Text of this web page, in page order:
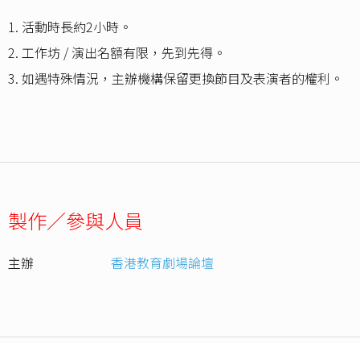
1. 活動時長約2小時。
2. 工作坊 / 演出名額有限，先到先得。
3. 如遇特殊情況，主辦機構保留更換節目及表演者的權利。
製作／參與人員
主辦 香港教育劇場論壇